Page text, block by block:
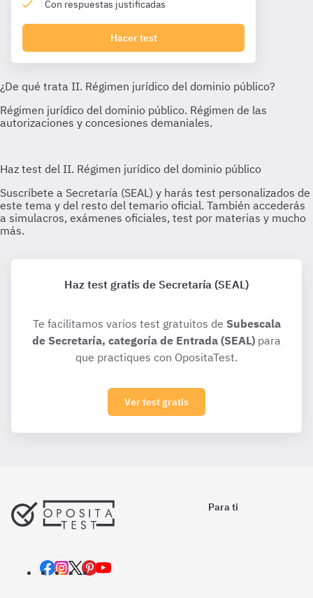
Con respuestas justificadas
Hacer test
Haz test gratis de Secretaría (SEAL)
Te facilitamos varios test gratuitos de Subescala
de Secretaría, categoría de Entrada (SEAL) para
que practiques con OpositaTest.
Ver test gratis
Para ti